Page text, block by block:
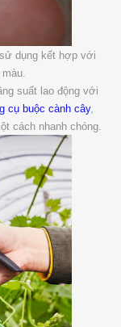
dụng kết hợp với
suất lao động với
cụ buộc cành cây,
cách nhanh chóng.